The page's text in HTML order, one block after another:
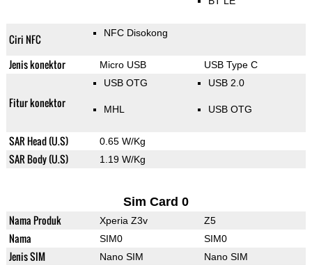
Ciri NFC NFC Disokong
Jenis konektor Micro USB USB Type C
Fitur konektor
USB OTG
MHL
USB 2.0
USB OTG
SAR Head (U.S) 0.65 W/Kg
SAR Body (U.S) 1.19 W/Kg
Sim Card 0
Nama Produk Xperia Z3v Z5
Nama SIM0 SIM0
Jenis SIM Nano SIM Nano SIM